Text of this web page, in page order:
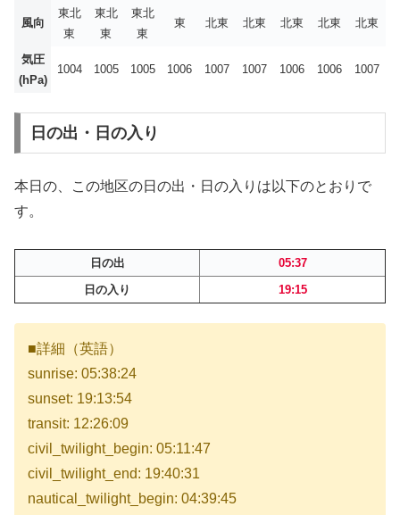
風向
東北
東
東北
東
東北
東
東 北東 北東 北東 北東 北東
気圧
(hPa)
1004 1005 1005 1006 1007 1007 1006 1006 1007
日の出・日の入り
本日の、この地区の日の出・日の入りは以下のとおりで
す。
日の出
05:37
日の入り
19:15
■詳細（英語）
sunrise: 05:38:24
sunset: 19:13:54
transit: 12:26:09
civil_twilight_begin: 05:11:47
civil_twilight_end: 19:40:31
nautical_twilight_begin: 04:39:45